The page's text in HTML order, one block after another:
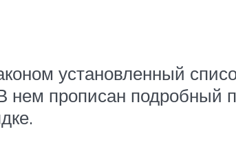
установленный
нем прописан